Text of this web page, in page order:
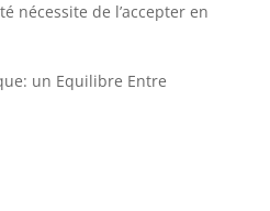
nécessite de l’accepter en
un Equilibre Entre